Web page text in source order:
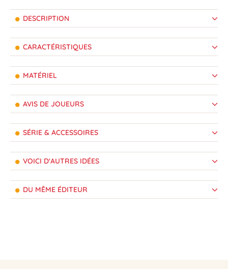
DESCRIPTION
CARACTÉRISTIQUES
MATÉRIEL
AVIS DE JOUEURS
SÉRIE & ACCESSOIRES
VOICI D'AUTRES IDÉES
DU MÊME ÉDITEUR